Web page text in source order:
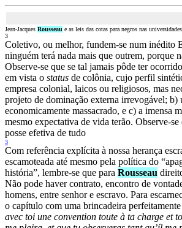
Jean-Jacques Rousseau e as leis das cotas para negros nas
3
Coletivo, ou melhor, fundem-se num inédito
ninguém terá nada mais que outrem, porque
Observe-se que se tal jamais pôde ter
em vista o status de colônia, cujo perfil
empresa colonial, laicos ou religiosos, mas
projeto de dominação externa irrevogável;
economicamente massacrado, e c) a imensa
mesmo expectativa de vida terão. Observe-
posse efetiva de tudo
3
Com referência explícita à nossa herança
escamoteada até mesmo pela política do
história”, lembre-se que para Rousseau
Não pode haver contrato, encontro de
homens, entre senhor e escravo. Para
o capítulo com uma brincadeira
avec toi une convention toute à ta charge et